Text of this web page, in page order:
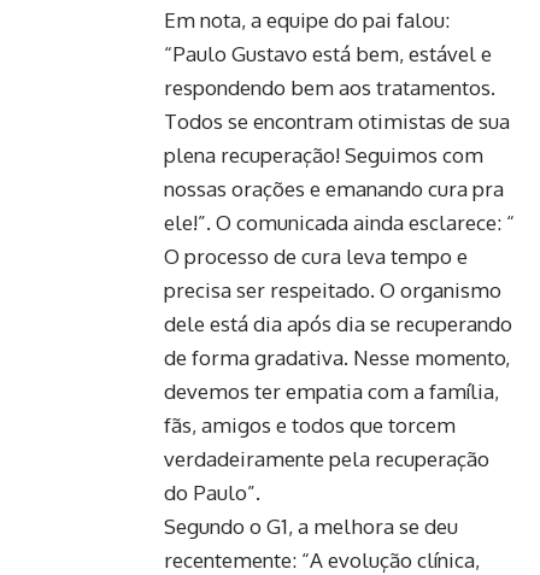
Em nota, a equipe do pai falou:
“Paulo Gustavo está bem, estável e
respondendo bem aos tratamentos.
Todos se encontram otimistas de sua
plena recuperação! Seguimos com
nossas orações e emanando cura pra
ele!”. O comunicada ainda esclarece: “
O processo de cura leva tempo e
precisa ser respeitado. O organismo
dele está dia após dia se recuperando
de forma gradativa. Nesse momento,
devemos ter empatia com a família,
fãs, amigos e todos que torcem
verdadeiramente pela recuperação
do Paulo”.
Segundo o G1, a melhora se deu
recentemente: “A evolução clínica,